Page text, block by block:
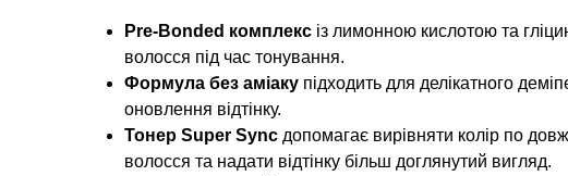
Pre-Bonded комплекс із лимонною кислотою та
волосся під час тонування.
Формула без аміаку підходить для делікатного
оновлення відтінку.
Тонер Super Sync допомагає вирівняти колір по
волосся та надати відтінку більш доглянутий вигляд.